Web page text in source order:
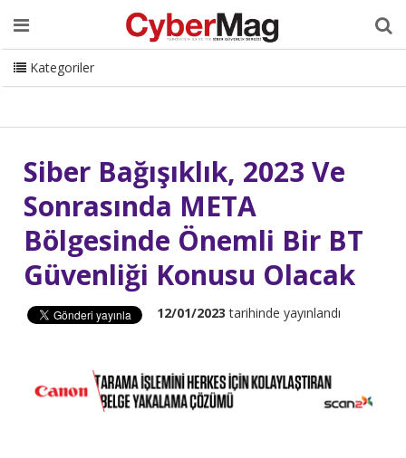
Ana Sayfa Hakkımızda Dergi Editörden
Danışmanlık
ISC Turkey Sizden Gelenler
İletişim
CyberMag Logo
Kategoriler
Siber Bağışıklık, 2023 Ve
Sonrasında META
Bölgesinde Önemli Bir BT
Güvenliği Konusu Olacak
12/01/2023 tarihinde yayınlandı